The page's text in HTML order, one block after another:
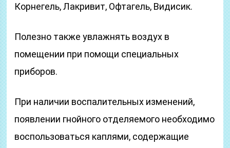
Корнегель, Лакривит, Офтагель, Видисик.
Полезно также увлажнять воздух в
помещении при помощи специальных
приборов.
При наличии воспалительных изменений,
появлении гнойного отделяемого необходимо
воспользоваться каплями, содержащие